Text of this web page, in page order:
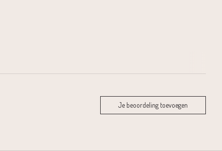
Je beoordeling toevoegen